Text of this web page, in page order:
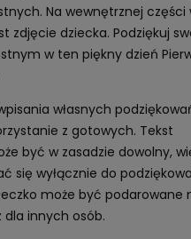
Na wewnętrznej części
zdjęcie dziecka. Podziękuj
w ten piękny dzień
własnych
z gotowych. Tekst
być w zasadzie dowolny,
się wyłącznie do
może być podarowane
dla innych osób.